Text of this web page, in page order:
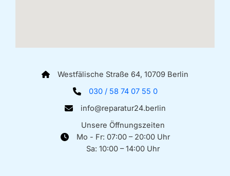
Westfälische Straße 64, 10709 Berlin
030 / 58 74 07 55 0
info@reparatur24.berlin
Unsere Öffnungszeiten
Mo - Fr: 07:00 – 20:00 Uhr
Sa: 10:00 – 14:00 Uhr